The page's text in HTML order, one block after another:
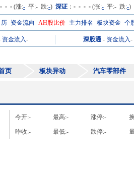
- - (涨:- 平:- 跌:-) 深证 ： - - - - (涨:- 平:- 跌:-)
资金流向 AH股比价 主力排名 板块资金 个
资金流入- 深股通 - 资金流入-
页 板块异动 汽车零部件
今开:- 最高:- 涨停:-
昨收:- 最低:- 跌停:-